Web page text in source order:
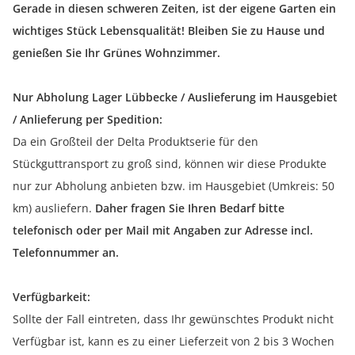
Gerade in diesen schweren Zeiten, ist der eigene Garten ein
wichtiges Stück Lebensqualität! Bleiben Sie zu Hause und
genießen Sie Ihr Grünes Wohnzimmer.
Nur Abholung Lager Lübbecke / Auslieferung im Hausgebiet
/ Anlieferung per Spedition:
Da ein Großteil der Delta Produktserie für den
Stückguttransport zu groß sind, können wir diese Produkte
nur zur Abholung anbieten bzw. im Hausgebiet (Umkreis: 50
km) ausliefern. Daher fragen Sie Ihren Bedarf bitte
telefonisch oder per Mail mit Angaben zur Adresse incl.
Telefonnummer an.
Verfügbarkeit:
Sollte der Fall eintreten, dass Ihr gewünschtes Produkt nicht
Verfügbar ist, kann es zu einer Lieferzeit von 2 bis 3 Wochen